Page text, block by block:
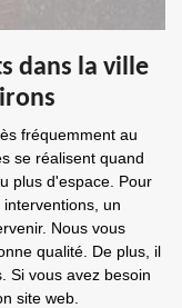
dans la ville
fréquemment au
se réalisent quand
plus d'espace. Pour
un
Nous vous
qualité. De plus, il
Si vous avez besoin
site web.